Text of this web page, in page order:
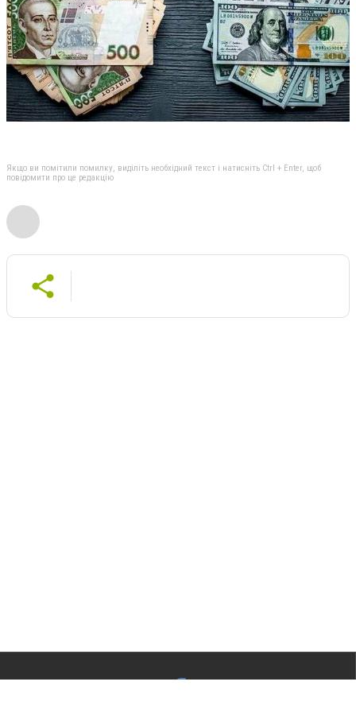
Якщо ви помітили помилку, виділіть необхідний текст і натисніть Ctrl + Enter, щоб
повідомити про це редакцію